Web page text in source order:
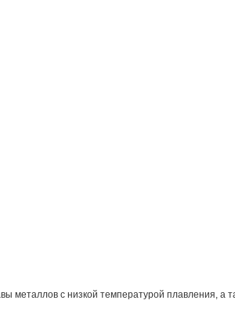
металлов с низкой температурой плавления,